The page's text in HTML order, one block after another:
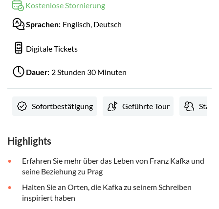
Kostenlose Stornierung
Sprachen: Englisch, Deutsch
Digitale Tickets
Dauer: 2 Stunden 30 Minuten
Sofortbestätigung Geführte Tour
Highlights
Erfahren Sie mehr über das Leben von Franz Kafka und
seine Beziehung zu Prag
Halten Sie an Orten, die Kafka zu seinem Schreiben
inspiriert haben